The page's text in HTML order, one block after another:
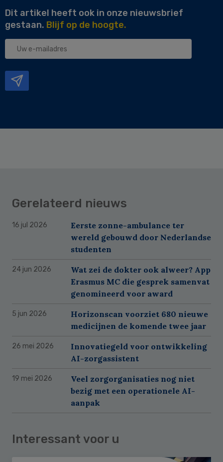
Dit artikel heeft ook in onze nieuwsbrief
gestaan. Blijf op de hoogte.
Uw
Gerelateerd nieuws
16 jul 2026
Eerste zonne-ambulance ter
wereld gebouwd door Nederlandse
studenten
24 jun 2026
Wat zei de dokter ook alweer? App
Erasmus MC die gesprek samenvat
genomineerd voor award
5 jun 2026
Horizonscan voorziet 680 nieuwe
medicijnen de komende twee jaar
26 mei 2026
Innovatiegeld voor ontwikkeling
AI-zorgassistent
19 mei 2026
Veel zorgorganisaties nog niet
bezig met een operationele AI-
aanpak
Interessant voor u